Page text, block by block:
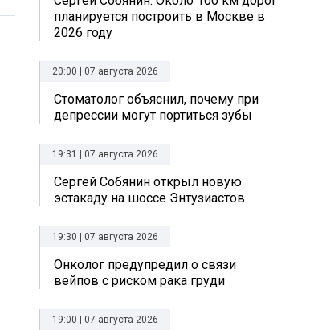
планируется построить в Москве в
2026 году
20:00 | 07 августа 2026
Стоматолог объяснил, почему при
депрессии могут портиться зубы
19:31 | 07 августа 2026
Сергей Собянин открыл новую
эстакаду на шоссе Энтузиастов
19:30 | 07 августа 2026
Онколог предупредил о связи
вейпов с риском рака груди
19:00 | 07 августа 2026